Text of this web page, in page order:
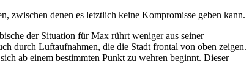
zwischen denen es letztlich keine Kompromisse geben kann.
der Situation für Max rührt weniger aus seiner
durch Luftaufnahmen, die die Stadt frontal von oben zeigen.
ab einem bestimmten Punkt zu wehren beginnt. Dieser